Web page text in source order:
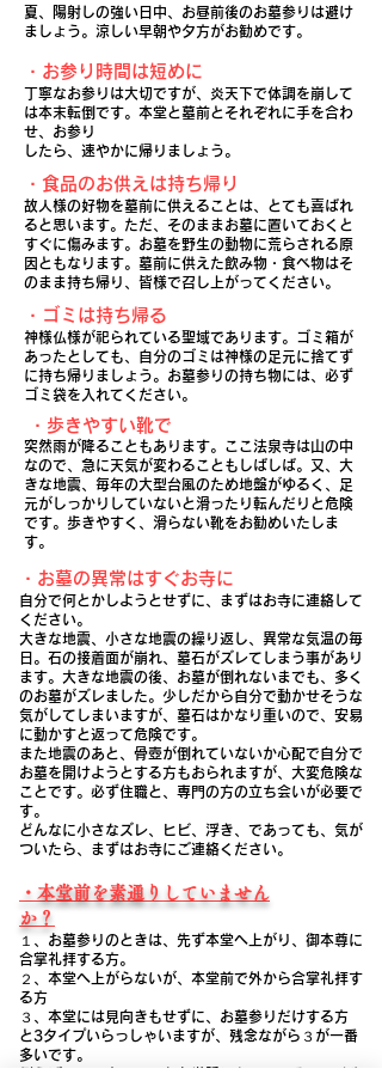
夏、陽射しの強い日中、お昼前後のお墓参りは避け
ましょう。涼しい早朝や夕方がお勧めです。
​・お参り時間は短めに
丁寧なお参りは大切ですが、炎天下で体調を崩して
は本末転倒です。本堂と墓前とそれぞれに手を合わ
せ、お参り
したら、速やかに帰りましょう。
​・食品のお供えは持ち帰り
​故人様の好物を墓前に供えることは、とても喜ばれ
ると思います。ただ、そのままお墓に置いておくと
すぐに傷みます。お墓を野生の動物に荒らされる原
因ともなります。墓前に供えた飲み物・食べ物はそ
のまま持ち帰り、皆様で召し上がってください。
​・ゴミは持ち帰る
神様仏様が祀られている聖域であります。ゴミ箱が
あったとしても、自分のゴミは神様の足元に捨てず
に持ち帰りましょう。お墓参りの持ち物には、必ず
ゴミ袋を入れてください。
突然雨が降ることもあります。ここ法泉寺は山の中
なので、急に天気が変わることもしばしば。又、大
きな地震、毎年の大型台風のため地盤がゆるく、足
元がしっかりしていないと滑ったり転んだりと危険
です。歩きやすく、滑らない靴をお勧めいたしま
す。
​・歩きやすい靴で
・お墓の異常はすぐお寺に
自分で何とかしようとせずに、まずはお寺に連絡して
ください。
大きな地震、小さな地震の繰り返し、異常な気温の毎
日。石の接着面が崩れ、墓石がズレてしまう事があり
ます。大きな地震の後、お墓が倒れないまでも、多く
のお墓がズレました。少しだから自分で動かせそうな
気がしてしまいますが、墓石はかなり重いので、安易
に動かすと返って危険です。
また地震のあと、骨壺が倒れていないか心配で自分で
お墓を開けようとする方もおられますが、大変危険な
ことです。必ず住職と、専門の方の立ち会いが必要で
す。
​どんなに小さなズレ、ヒビ、浮き、であっても、気が
ついたら、まずはお寺にご連絡ください。
・本堂前を素通りしていません
か？
１、お墓参りのときは、先ず本堂へ上がり、御本尊に
合掌礼拝する方。
２、本堂へ上がらないが、本堂前で外から合掌礼拝す
る方
３、本堂には見向きもせずに、お墓参りだけする方
と3タイプいらっしゃいますが、残念ながら３が一番
多いです。